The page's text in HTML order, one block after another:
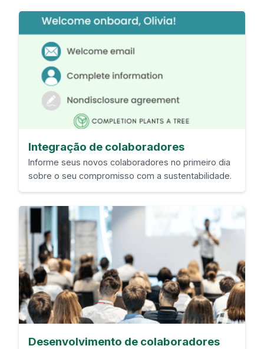
Integração de colaboradores
Informe seus novos colaboradores no primeiro dia
sobre o seu compromisso com a sustentabilidade.
Desenvolvimento de colaboradores